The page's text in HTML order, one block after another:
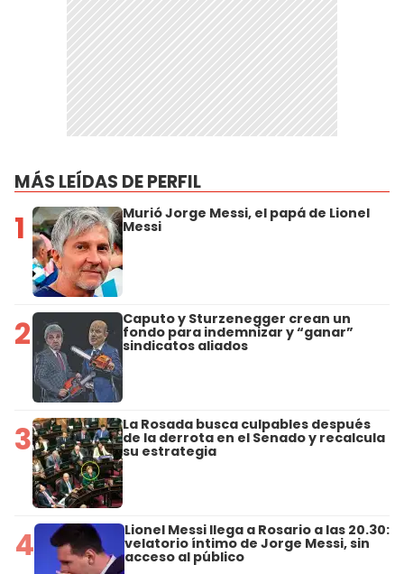
MÁS LEÍDAS DE PERFIL
1 Murió Jorge Messi, el papá de Lionel
Messi
2 Caputo y Sturzenegger crean un
fondo para indemnizar y “ganar”
sindicatos aliados
3 La Rosada busca culpables después
de la derrota en el Senado y recalcula
su estrategia
4 Lionel Messi llega a Rosario a las 20.30:
velatorio íntimo de Jorge Messi, sin
acceso al público